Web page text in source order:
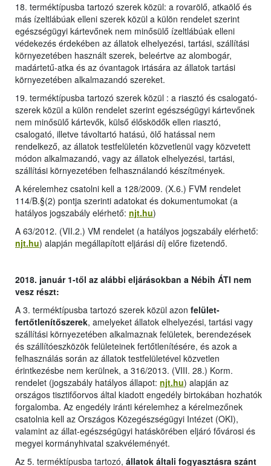
18. terméktípusba tartozó szerek közül: a rovarölő, atkaölő és
más ízeltlábúak elleni szerek közül a külön rendelet szerint
egészségügyi kártevőnek nem minősülő ízeltlábúak elleni
védekezés érdekében az állatok elhelyezési, tartási, szállítási
környezetében használt szerek, beleértve az alombogár,
madártetű-atka és az óvantagok irtására az állatok tartási
környezetében alkalmazandó szereket.
19. terméktípusba tartozó szerek közül : a riasztó és csalogató-
szerek közül a külön rendelet szerint egészségügyi kártevőnek
nem minősülő kártevők, külső élősködők ellen riasztó,
csalogató, illetve távoltartó hatású, ölő hatással nem
rendelkező, az állatok testfelületén közvetlenül vagy közvetett
módon alkalmazandó, vagy az állatok elhelyezési, tartási,
szállítási környezetében felhasználandó készítmények.
A kérelemhez csatolni kell a 128/2009. (X.6.) FVM rendelet
114/B.§(2) pontja szerinti adatokat és dokumentumokat (a
hatályos jogszabály elérhető: njt.hu)
A 63/2012. (VII.2.) VM rendelet (a hatályos jogszabály elérhető:
njt.hu) alapján megállapított eljárási díj előre fizetendő.
2018. január 1-től az alábbi eljárásokban a Nébih ÁTI nem
vesz részt:
A 3. terméktípusba tartozó szerek közül azon felület-
fertőtlenítőszerek, amelyeket állatok elhelyezési, tartási vagy
szállítási környezetében alkalmaznak felületek, berendezések
és szállítóeszközök felületeinek fertőtlenítésére, és azok a
felhasználás során az állatok testfelületével közvetlen
érintkezésbe nem kerülnek, a 316/2013. (VIII. 28.) Korm.
rendelet (jogszabály hatályos állapot: njt.hu) alapján az
országos tisztifőorvos által kiadott engedély birtokában hozhatók
forgalomba. Az engedély iránti kérelemhez a kérelmezőnek
csatolnia kell az Országos Közegészségügyi Intézet (OKI),
valamint az állat-egészségügyi hatáskörében eljáró fővárosi és
megyei kormányhivatal szakvéleményét.
Az 5. terméktípusba tartozó, állatok általi fogyasztásra szánt